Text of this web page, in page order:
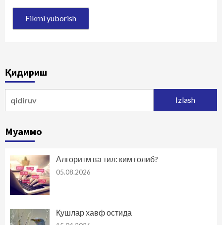
Қидириш
Муаммо
Алгоритм ва тил: ким ғолиб?
05.08.2026
Қушлар хавф остида